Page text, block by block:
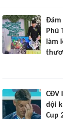
Đám
Phú
làm
CĐV
dội
Cup